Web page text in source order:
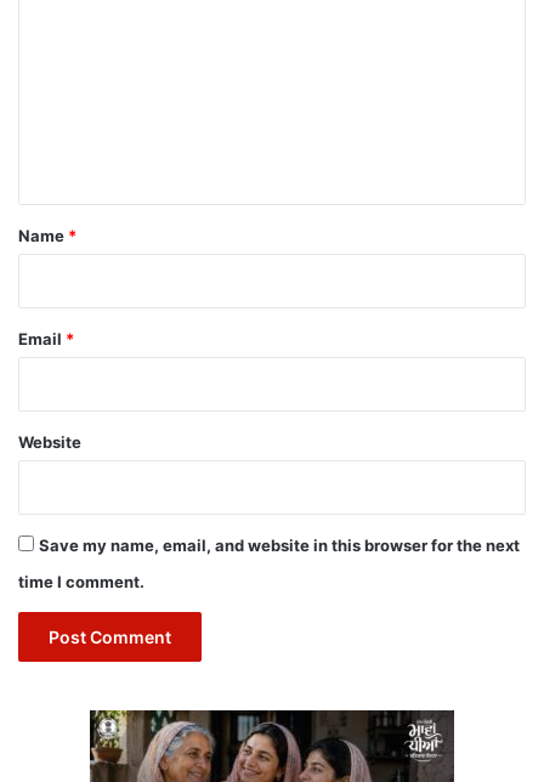
*
Name *
Email *
Website
Save my name, email, and website in this browser for the next
time I comment.